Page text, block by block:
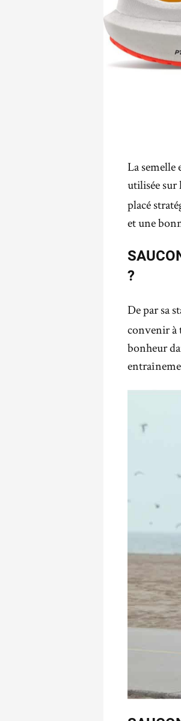
La semelle
utilisée sur
placé
et une
?
De par sa
convenir à
bonheur